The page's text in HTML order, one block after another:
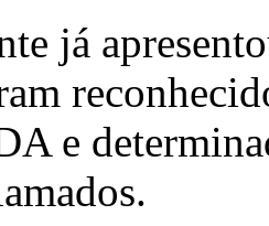
já
e